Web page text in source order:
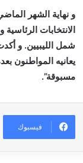
الانتخابات
شمل الليبيين. و
يعانيه المواطنون
مسبوقة”.
فيسبوك